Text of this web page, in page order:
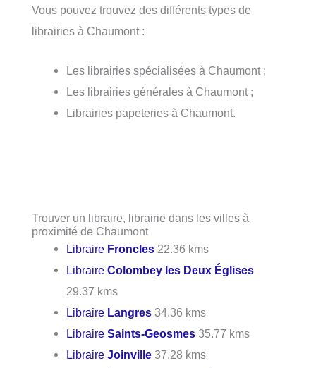
Vous pouvez trouvez des différents types de
librairies à Chaumont :
Les librairies spécialisées à Chaumont ;
Les librairies générales à Chaumont ;
Librairies papeteries à Chaumont.
Trouver un libraire, librairie dans les villes à
proximité de Chaumont
Libraire Froncles 22.36 kms
LibraireColombey les Deux Églises
29.37 kms
Libraire Langres 34.36 kms
LibraireSaints-Geosmes 35.77 kms
LibraireJoinville 37.28 kms